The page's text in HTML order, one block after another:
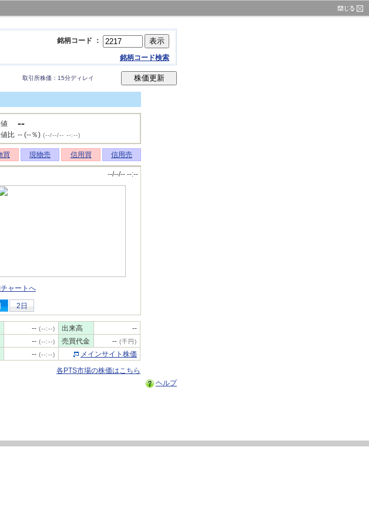
銘柄コード ：
銘柄コード検索
取引所株価：15分ディレイ
--
比 -- (--％) (--/--/-- --:--)
買 現物売 信用買 信用売
--/--/-- --:--
ャートへ
2日
-- (--:--) 出来高
--
-- (--:--) 売買代金 -- (千円)
-- (--:--)
メインサイト株価
各PTS市場の株価はこちら
ヘルプ